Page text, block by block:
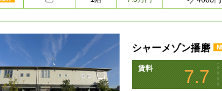
シャーメゾン播磨
賃料 7.7